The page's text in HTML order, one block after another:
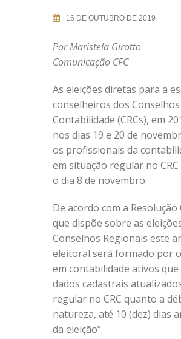
16 DE OUTUBRO DE 2019
Por Maristela Girotto
Comunicação CFC
As eleições diretas para a
conselheiros dos
Contabilidade (CRCs), em
nos dias 19 e 20 de
os profissionais da
em situação regular no
o dia 8 de novembro.
De acordo com a Resolução
que dispõe sobre as
Conselhos Regionais este
eleitoral será formado por
em contabilidade ativos
dados cadastrais
regular no CRC quanto a
natureza, até 10 (dez) dias
da eleição”.